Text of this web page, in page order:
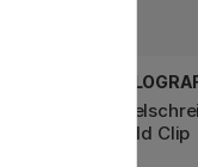
/ Gold Clip